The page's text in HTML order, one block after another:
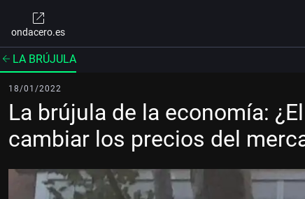
ondacero.es
LA BRÚJULA
18/01/2022
La brújula de la economía:
cambiar los precios del